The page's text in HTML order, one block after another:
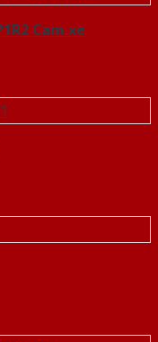
Cam xe